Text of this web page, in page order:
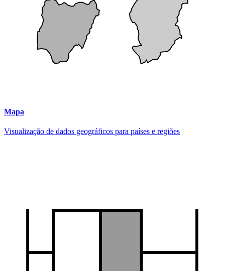
Mapa
Visualização de dados geográficos para países e regiões